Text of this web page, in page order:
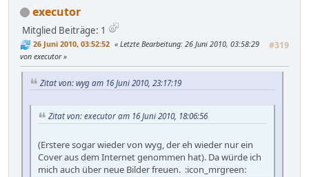
executor
Mitglied Beiträge: 1
26 Juni 2010, 03:52:52 #319
Letzte Bearbeitung: 26 Juni 2010, 03:58:29
von executor
Zitat von: wyg am 16 Juni 2010, 23:17:19
Zitat von: executor am 16 Juni 2010, 18:06:56
(Erstere sogar wieder von wyg, der eh wieder nur ein
Cover aus dem Internet genommen hat). Da würde ich
mich auch über neue Bilder freuen. :icon_mrgreen: